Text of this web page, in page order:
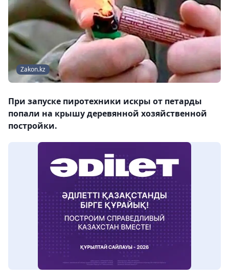
Zakon.kz
При запуске пиротехники искры от петарды
попали на крышу деревянной хозяйственной
постройки.